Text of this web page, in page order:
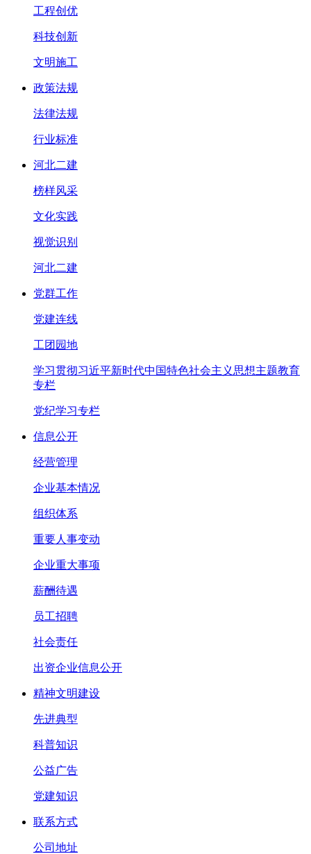
工程创优
科技创新
文明施工
政策法规
法律法规
行业标准
河北二建
榜样风采
文化实践
视觉识别
河北二建
党群工作
党建连线
工团园地
学习贯彻习近平新时代中国特色社会主义思想主题教育
专栏
党纪学习专栏
信息公开
经营管理
企业基本情况
组织体系
重要人事变动
企业重大事项
薪酬待遇
员工招聘
社会责任
出资企业信息公开
精神文明建设
先进典型
科普知识
公益广告
党建知识
联系方式
公司地址